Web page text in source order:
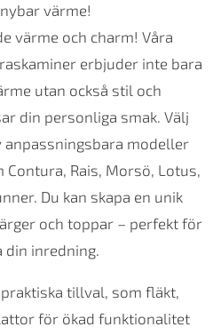
värme!
värme och charm! Våra
erbjuder inte bara
utan också stil och
din personliga smak. Välj
modeller
Rais, Morsö, Lotus,
Du kan skapa en unik
och toppar – perfekt för
din inredning.
tillval, som fläkt,
för ökad funktionalitet